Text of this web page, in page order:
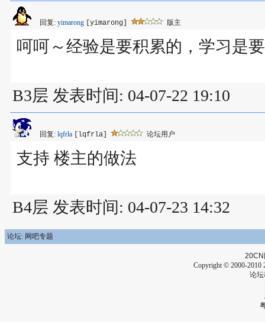
回复: yimarong [yimarong] 版主
呵呵～经验是要积累的，学习是
B3层 发表时间: 04-07-22 19:10
回复: lqfrla [lqfrla] 论坛用户
支持 楼主的做法
B4层 发表时间: 04-07-23 14:32
论坛: 网吧专题
20CN
Copyright © 2000-2010
论